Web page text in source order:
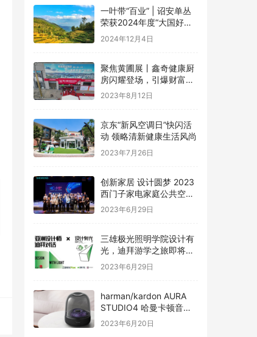
一叶带“百业” | 诏安单丛
荣获2024年度“大国好货·
一县一品”特色品牌
2024年12月4日
聚焦黄圃展丨鑫奇健康厨
房闪耀登场，引爆财富盛
宴
2023年8月12日
京东“新风空调日”快闪活
动 领略清新健康生活风尚
2023年7月26日
创新家居 设计圆梦 2023
西门子家电家庭公共空间
设计大赛圆满礼成
2023年6月29日
三雄极光照明学院设计有
光，迪拜游学之旅即将启
程
2023年6月29日
harman/kardon AURA
STUDIO4 哈曼卡顿音乐
琉璃四代全新发布
2023年6月20日